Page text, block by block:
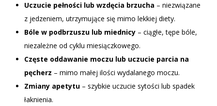
Uczucie pełności lub wzdęcia brzucha – niezwiązane
z jedzeniem, utrzymujące się mimo lekkiej diety.
Bóle w podbrzuszu lub miednicy – ciągłe, tępe bóle,
niezależne od cyklu miesiączkowego.
Częste oddawanie moczu lub uczucie parcia na
pęcherz – mimo małej ilości wydalanego moczu.
Zmiany apetytu – szybkie uczucie sytości lub spadek
łaknienia.